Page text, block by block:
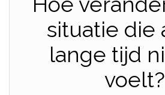
situatie die
lange tijd
voelt?